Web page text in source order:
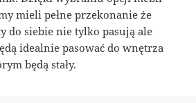
mieli pełne przekonanie że
do siebie nie tylko pasują ale
idealnie pasować do wnętrza
będą stały.